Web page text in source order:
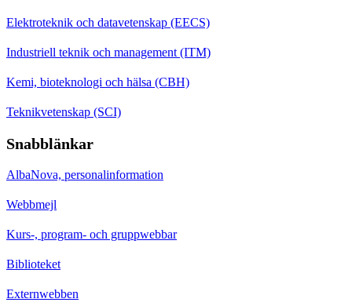
Elektroteknik och datavetenskap (EECS)
Industriell teknik och management (ITM)
Kemi, bioteknologi och hälsa (CBH)
Teknikvetenskap (SCI)
Snabblänkar
AlbaNova, personalinformation
Webbmejl
Kurs-, program- och gruppwebbar
Biblioteket
Externwebben